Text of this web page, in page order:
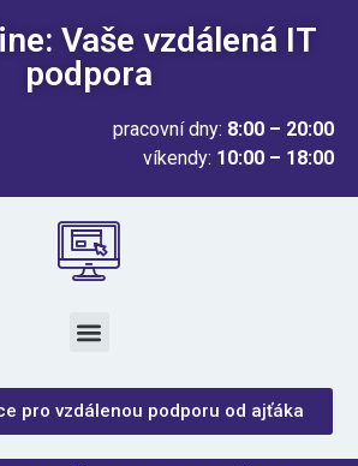
Vaše vzdálená IT
podpora
pracovní dny: 8:00 – 20:00
víkendy: 10:00 – 18:00
pro vzdálenou podporu od ajťáka